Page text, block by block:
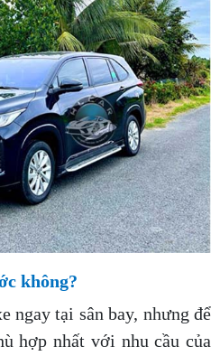
không?
ngay tại sân bay, nhưng để
hợp nhất với nhu cầu của